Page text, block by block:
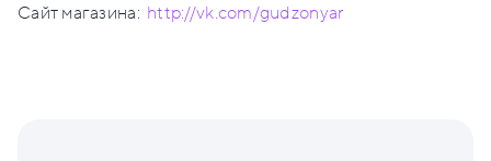
Сайт магазина: http://vk.com/gudzonyar